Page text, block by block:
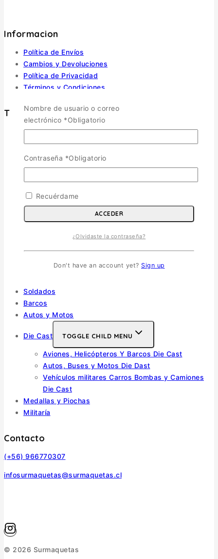
Informacion
Política de Envíos
Cambios y Devoluciones
Política de Privacidad
Términos y Condiciones
Tienda
Escala 1/72
Escala 1/48
Escala 1/144
Escala 1/32
Otras
Vehiculos Militares TOGGLE CHILD MENU
Escala 1/72
Soldados
Barcos
Autos y Motos
Die Cast TOGGLE CHILD MENU
Aviones, Helicópteros Y Barcos Die Cast
Autos, Buses y Motos Die Dast
Vehículos militares Carros Bombas y Camiones
Die Cast
Medallas y Piochas
Militaría
Contacto
(+56) 966770307
infosurmaquetas@surmaquetas.cl
© 2026 Surmaquetas
Nombre de usuario o correo
electrónico *Obligatorio
Contraseña *Obligatorio
Recuérdame
ACCEDER
¿Olvidaste la contraseña?
Don't have an account yet? Sign up